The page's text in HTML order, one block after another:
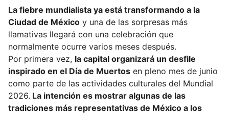
La fiebre mundialista ya está transformando a la
Ciudad de México y una de las sorpresas más
llamativas llegará con una celebración que
normalmente ocurre varios meses después.
Por primera vez, la capital organizará un desfile
inspirado en el Día de Muertos en pleno mes de junio
como parte de las actividades culturales del Mundial
2026. La intención es mostrar algunas de las
tradiciones más representativas de México a los